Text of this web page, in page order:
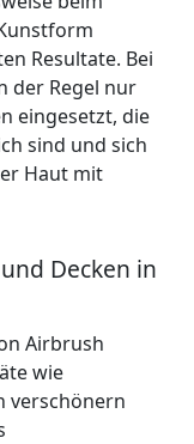
Resultate. Bei
der Regel nur
eingesetzt, die
sind und sich
Haut mit
Decken in
Airbrush
wie
verschönern